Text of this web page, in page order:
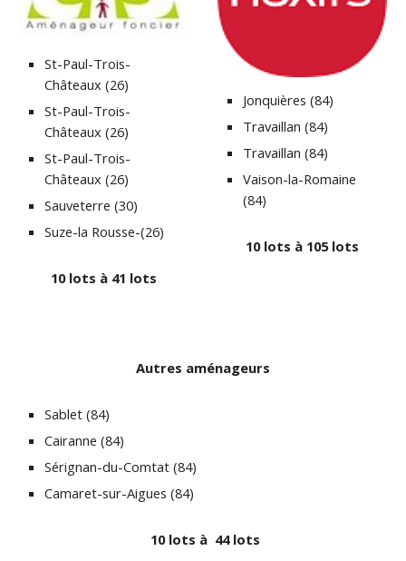
St-Paul-Trois-
Châteaux (26)
St-Paul-Trois-
Châteaux (26)
St-Paul-Trois-
Châteaux (26)
Sauveterre (30)
Suze-la Rousse-(26)
10 lots à 41 lots
Jonquières (84)
Travaillan (84)
Travaillan (84)
Vaison-la-Romaine
(84)
10 lots à 105 lots
Autres aménageurs
Sablet (84)
Cairanne (84)
Sérignan-du-Comtat (84)
Camaret-sur-Aigues (84)
10 lots à 44 lots